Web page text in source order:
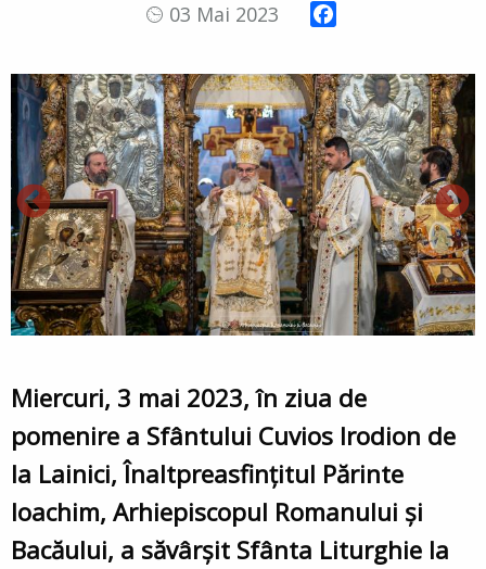
03 Mai 2023
Miercuri, 3 mai 2023, în ziua de
pomenire a Sfântului Cuvios Irodion de
la Lainici, Înaltpreasfințitul Părinte
Ioachim, Arhiepiscopul Romanului și
Bacăului, a săvârșit Sfânta Liturghie la